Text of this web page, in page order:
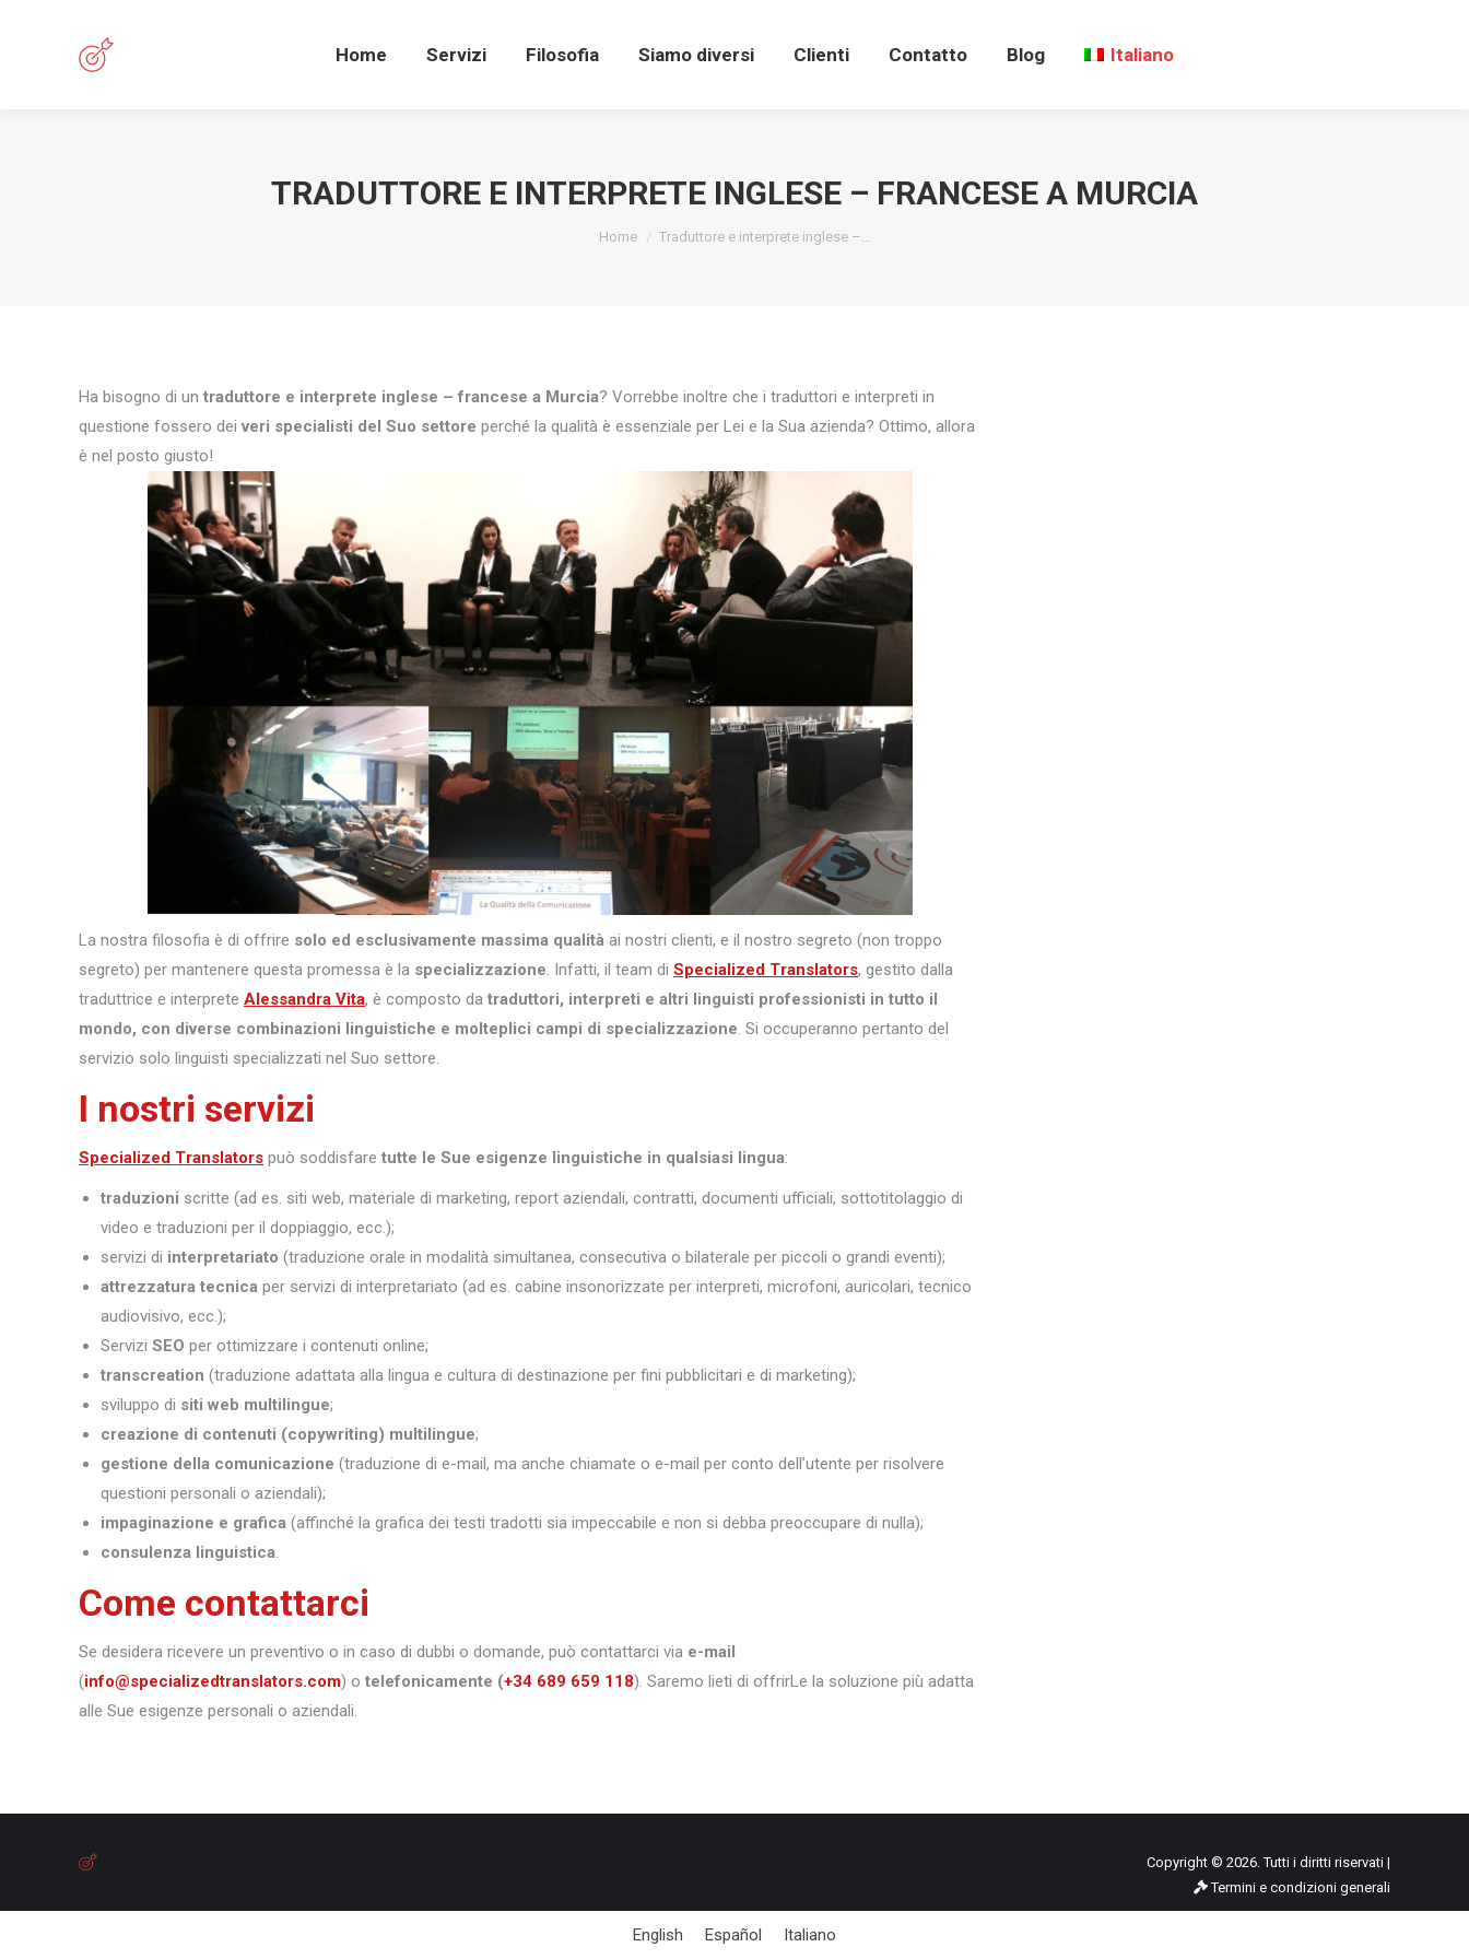
Home Servizi Filosofia Siamo diversi Clienti Contatto Blog Italiano
TRADUTTORE E INTERPRETE INGLESE – FRANCESE A MURCIA
You are here:
Home Traduttore e interprete inglese –…
Ha bisogno di un traduttore e interprete inglese – francese a Murcia? Vorrebbe inoltre che i traduttori e interpreti in
questione fossero dei veri specialisti del Suo settore perché la qualità è essenziale per Lei e la Sua azienda? Ottimo, allora
è nel posto giusto!
La nostra filosofia è di offrire solo ed esclusivamente massima qualità ai nostri clienti, e il nostro segreto (non troppo
segreto) per mantenere questa promessa è la specializzazione . Infatti, il team di Specialized Translators, gestito dalla
traduttrice e interprete Alessandra Vita, è composto da traduttori, interpreti e altri linguisti professionisti in tutto il
mondo, con diverse combinazioni linguistiche e molteplici campi di specializzazione . Si occuperanno pertanto del
servizio solo linguisti specializzati nel Suo settore.
I nostri servizi
Specialized Translators può soddisfare tutte le Sue esigenze linguistiche in qualsiasi lingua:
traduzioni scritte (ad es. siti web, materiale di marketing, report aziendali, contratti, documenti ufficiali, sottotitolaggio di
video e traduzioni per il doppiaggio, ecc.);
servizi di interpretariato (traduzione orale in modalità simultanea, consecutiva o bilaterale per piccoli o grandi eventi);
attrezzatura tecnica per servizi di interpretariato (ad es. cabine insonorizzate per interpreti, microfoni, auricolari, tecnico
audiovisivo, ecc.);
Servizi SEO per ottimizzare i contenuti online;
transcreation (traduzione adattata alla lingua e cultura di destinazione per fini pubblicitari e di marketing);
sviluppo di siti web multilingue;
creazione di contenuti (copywriting) multilingue;
gestione della comunicazione (traduzione di e-mail, ma anche chiamate o e-mail per conto dell’utente per risolvere
questioni personali o aziendali);
impaginazione e grafica (affinché la grafica dei testi tradotti sia impeccabile e non si debba preoccupare di nulla);
consulenza linguistica
Come contattarci
Se desidera ricevere un preventivo o in caso di dubbi o domande, può contattarci via e-mail
(info@specializedtranslators.com) o telefonicamente (+34 689 659 118). Saremo lieti di offrirLe la soluzione più adatta
alle Sue esigenze personali o aziendali.
Copyright © 2026. Tutti i diritti riservati |
Termini e condizioni generali
English Español Italiano